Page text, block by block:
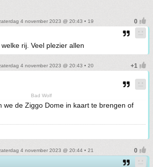
4 november 2023 @ 20:43 • 19
rij. Veel plezier allen
4 november 2023 @ 20:43 • 20
Bad Wolf
we de Ziggo Dome in kaart te brengen of
4 november 2023 @ 20:44 • 21